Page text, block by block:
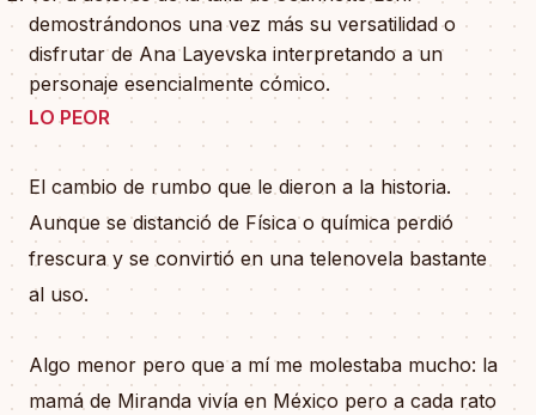
demostrándonos una vez más su versatilidad o
disfrutar de Ana Layevska interpretando a un
personaje esencialmente cómico.
LO PEOR
El cambio de rumbo que le dieron a la historia.
Aunque se distanció de Física o química perdió
frescura y se convirtió en una telenovela bastante
al uso.
Algo menor pero que a mí me molestaba mucho: la
mamá de Miranda vivía en México pero a cada rato